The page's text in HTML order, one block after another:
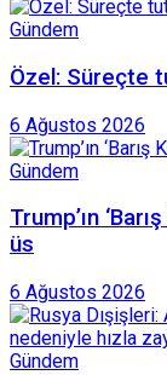
Gündem
Özel: Süreçte
6 Ağustos 2026
Gündem
Trump’ın
üs
6 Ağustos 2026
Gündem